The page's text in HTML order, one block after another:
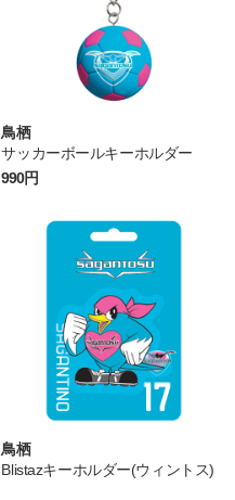
鳥栖
サッカーボールキーホルダー
990円
鳥栖
Blistazキーホルダー(ウィントス)